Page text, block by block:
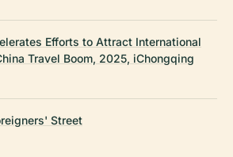
Efforts to Attract International
Travel Boom, 2025, iChongqing
Street